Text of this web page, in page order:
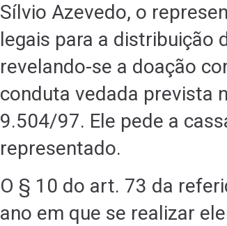
Sílvio Azevedo, o
legais para a distribuição
revelando-se a doação
conduta vedada prevista
9.504/97. Ele pede a
representado.
O § 10 do art. 73 da
ano em que se realizar